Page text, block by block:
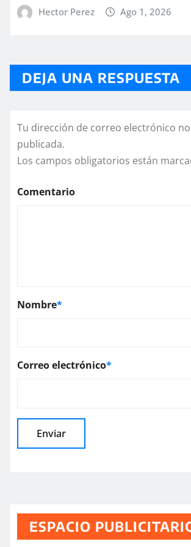
Hector Perez Ago 1, 2026
DEJA UNA RESPUESTA
Tu dirección de correo electrónico
publicada.
Los campos obligatorios están
Comentario
Nombre*
Correo electrónico*
ESPACIO